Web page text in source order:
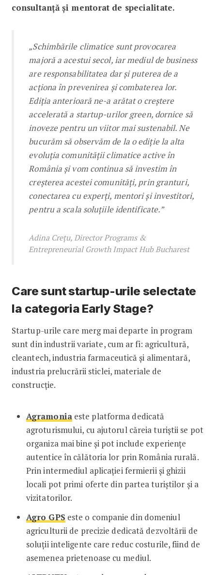
consultanță și mentorat de specialitate.
„Schimbările climatice sunt provocarea
majoră a acestui secol, iar mediul de business
are responsabilitatea dar și puterea de a
acționa în prevenirea și combaterea lor.
Ediția anterioară ne-a arătat o creștere
accelerată a startup-urilor green, dornice să
inoveze pentru un viitor mai sustenabil. Ne
bucurăm să observăm de la o ediție la alta
evoluția comunității climatice active în
România și vom continua să investim în
creșterea acestei comunități, prin granturi,
conectarea cu experți, mentori și investitori,
pentru a scala soluțiile identificate.”
Adina Crețu, Director Programs &
Entrepreneurial Growth Impact Hub Bucharest
Care sunt startup-urile selectate
la categoria Early Stage?
Startup-urile care merg mai departe în program
sunt din industrii variate, cum ar fi: agricultură,
cleantech, industria farmaceutică și alimentară,
industria prelucrării sticlei, materiale de
construcție.
Agramoniaeste platforma dedicată
agroturismului, cu ajutorul căreia turiștii se pot
organiza mai bine și pot include experiențe
autentice în călătoria lor prin România rurală.
Prin intermediul aplicației fermierii și ghizii
locali pot primi oferte din partea turiștilor și a
vizitatorilor.
Agro GPS este o companie din domeniul
agriculturii de precizie dedicată dezvoltării de
soluții inteligente care reduc costurile, fiind de
asemenea prietenoase cu mediul.